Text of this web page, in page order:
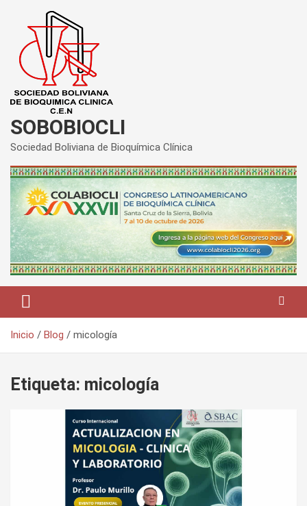
contenido
SOBOBIOCLI
Sociedad Boliviana de Bioquímica Clínica
Inicio Blog micología
Etiqueta: micología